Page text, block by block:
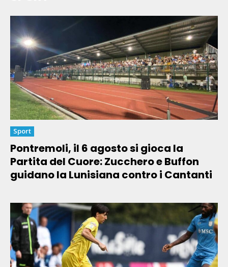
Sport
Pontremoli, il 6 agosto si gioca la
Partita del Cuore: Zucchero e Buffon
guidano la Lunisiana contro i Cantanti